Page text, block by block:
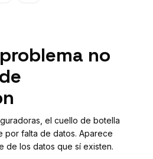
no
el cuello de botella
por falta de datos. Aparece
de los datos que sí existen.